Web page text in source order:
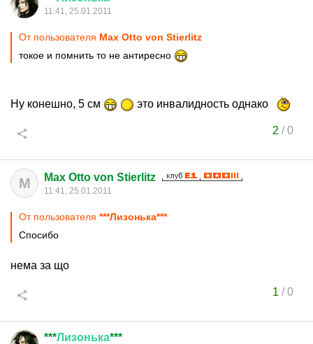
11:41, 25.01.2011
От пользователя Max Otto von Stierlitz
токое и помнить то не антиресно
Ну конешно, 5 см это инвалидность однако
2 /0
M Max Otto von Stierlitz
11:41, 25.01.2011
От пользователя ***Лизонька***
Спосибо
нема за що
1 /0
***Лизонька***